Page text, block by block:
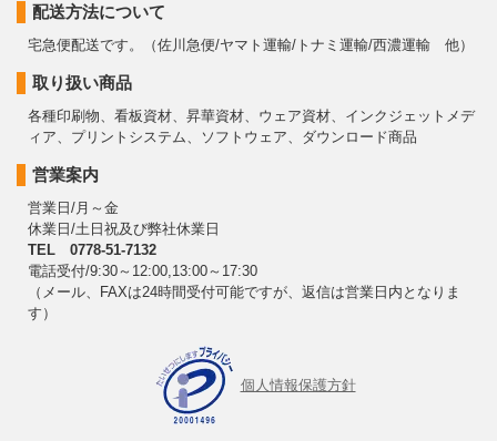
配送方法について
宅急便配送です。（佐川急便/ヤマト運輸/トナミ運輸/西濃運輸 他）
取り扱い商品
各種印刷物、看板資材、昇華資材、ウェア資材、インクジェットメデ
ィア、プリントシステム、ソフトウェア、ダウンロード商品
営業案内
営業日/月～金
休業日/土日祝及び弊社休業日
TEL 0778-51-7132
電話受付/9:30～12:00,13:00～17:30
（メール、FAXは24時間受付可能ですが、返信は営業日内となりま
す）
個人情報保護方針